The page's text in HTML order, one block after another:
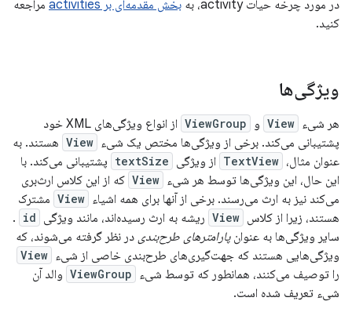
در مورد چرخه حیات activity، به بخش مقدمه‌ای بر activities
مراجعه
کنید.
ویژگی‌ها
هر شیء View و ViewGroup
از انواع ویژگی‌های XML خود
پشتیبانی می‌کند. برخی از ویژگی‌ها مختص یک شیء View هستند. به
عنوان مثال، TextView از ویژگی textSize پشتیبانی می‌کند. با
این حال، این ویژگی‌ها توسط هر شیء View که از این کلاس ارث‌بری
می‌کند نیز به ارث می‌رسند. برخی از آنها برای همه اشیاء View مشترک
هستند، زیرا از کلاس View ریشه به ارث رسیده‌اند، مانند ویژگی id
.
سایر ویژگی‌ها به عنوانپارامترهای طرح‌بندی در نظر گرفته می‌شوند، که
ویژگی‌هایی هستند که جهت‌گیری‌های طرح‌بندی خاصی از شیء View
را توصیف می‌کنند، همانطور که توسط شیء ViewGroup والد آن
شیء تعریف شده است.